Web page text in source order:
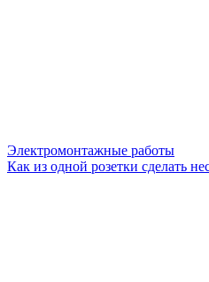
Электромонтажные работы
Как из одной розетки сделать